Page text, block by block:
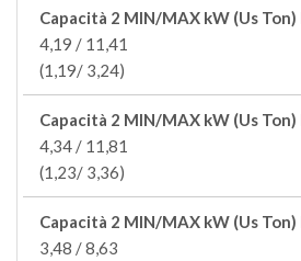
Capacità 2 MIN/MAX kW (Us Ton)
4,19 / 11,41
(1,19/ 3,24)
Capacità 2 MIN/MAX kW (Us Ton)
4,34 / 11,81
(1,23/ 3,36)
Capacità 2 MIN/MAX kW (Us Ton)
3,48 / 8,63